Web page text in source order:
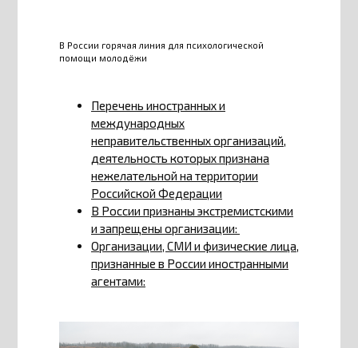
В России горячая линия для психологической
помощи молодёжи
Перечень иностранных и
международных
неправительственных организаций,
деятельность которых признана
нежелательной на территории
Российской Федерации
В России признаны экстремистскими
и запрещены организации:
Организации, СМИ и физические лица,
признанные в России иностранными
агентами: